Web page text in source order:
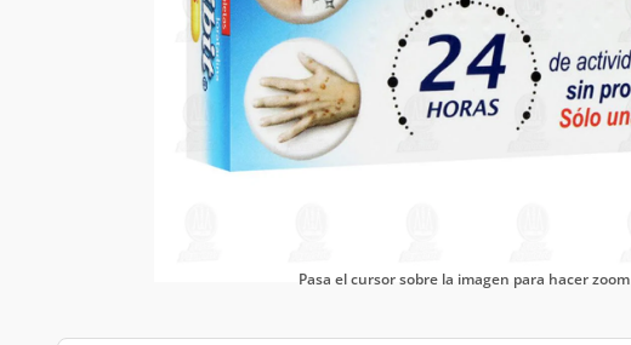
Pasa el cursor sobre la imagen para hacer zoom